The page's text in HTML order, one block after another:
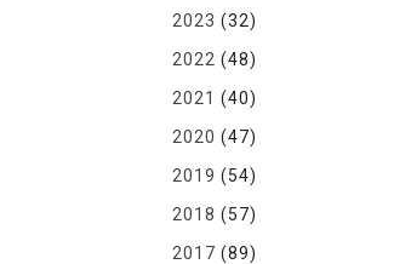
2023 (32)
2022 (48)
2021 (40)
2020 (47)
2019 (54)
2018 (57)
2017 (89)